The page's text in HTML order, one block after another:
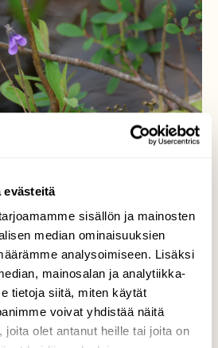
evästeitä
sisällön ja mainosten
median ominaisuuksien
analysoimiseen. Lisäksi
mainosalan ja analytiikka-
tietoja siitä, miten käytät
voivat yhdistää näitä
joita olet antanut heille tai joita on